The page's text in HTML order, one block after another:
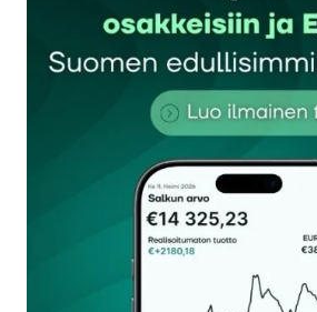
Sähköpostiosoitettasi ei julkaista.
kentät on merkitty*
Kommentti*